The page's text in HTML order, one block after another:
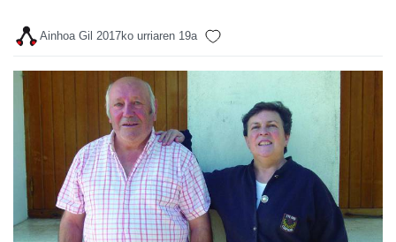
Ainhoa Gil 2017ko urriaren 19a